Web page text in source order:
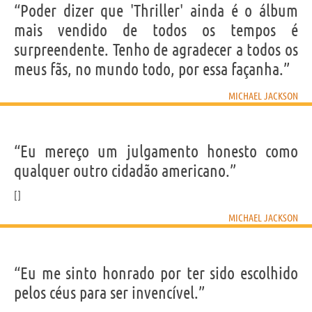
“Poder dizer que 'Thriller' ainda é o álbum
mais vendido de todos os tempos é
surpreendente. Tenho de agradecer a todos os
meus fãs, no mundo todo, por essa façanha.”
MICHAEL JACKSON
“Eu mereço um julgamento honesto como
qualquer outro cidadão americano.”
MICHAEL JACKSON
“Eu me sinto honrado por ter sido escolhido
pelos céus para ser invencível.”